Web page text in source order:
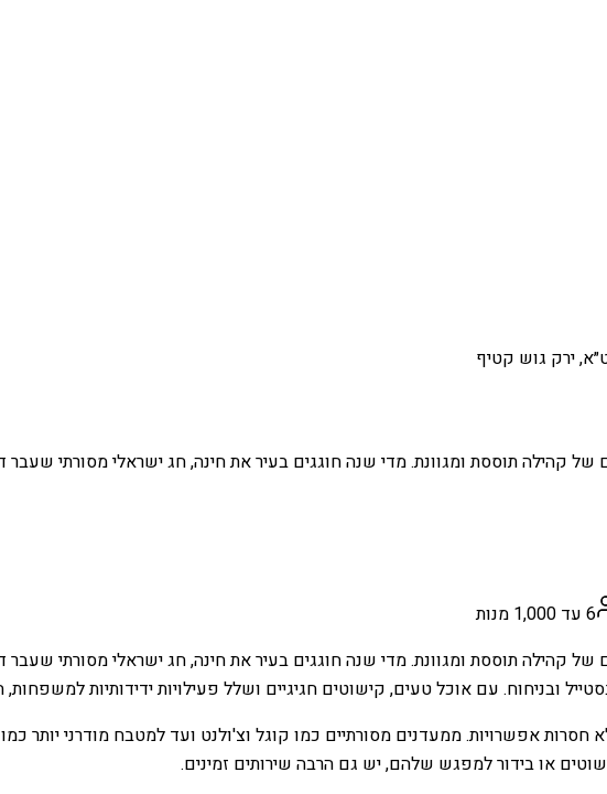
ירק גוש קטיף
קהילה תוססת ומגוונת. מדי שנה חוגגים בעיר את חינה, חג ישראלי מסורתי שעבר
6 עד 1,000 מנות
של קהילה תוססת ומגוונת. מדי שנה חוגגים בעיר את חינה, חג ישראלי מסורתי שעבר
ובניחוח. עם אוכל טעים, קישוטים חגיגיים ושלל פעילויות ידידותיות
אפשרויות. ממעדנים מסורתיים כמו קוגל וצ'ולנט ועד למטבח מודרני יותר
או בידור למפגש שלהם, יש גם הרבה שירותים זמינים.